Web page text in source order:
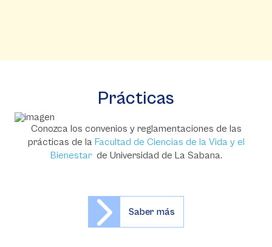
Prácticas
Conozca los convenios y reglamentaciones de las
prácticas de la Facultad de Ciencias de la Vida y el
Bienestarde Universidad de La Sabana.
Saber más